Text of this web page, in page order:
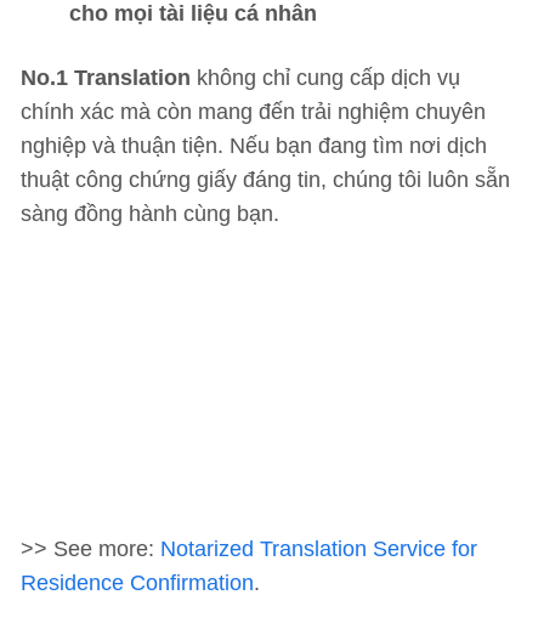
cho mọi tài liệu cá nhân
No.1 Translation không chỉ cung cấp dịch vụ
chính xác mà còn mang đến trải nghiệm chuyên
nghiệp và thuận tiện. Nếu bạn đang tìm nơi dịch
thuật công chứng giấy đáng tin, chúng tôi luôn sẵn
sàng đồng hành cùng bạn.
>> See more: Notarized Translation Service for
Residence Confirmation.